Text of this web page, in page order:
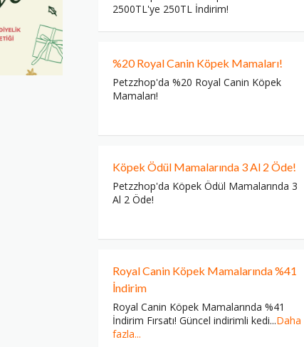
2500TL'ye 250TL İndirim!
%20 Royal Canin Köpek Mamaları!
Petzzhop'da %20 Royal Canin Köpek
Mamaları!
Köpek Ödül Mamalarında 3 Al 2 Öde!
Petzzhop'da Köpek Ödül Mamalarında 3
Al 2 Öde!
Royal Canin Köpek Mamalarında %41
İndirim
Royal Canin Köpek Mamalarında %41
İndirim Fırsatı! Güncel indirimli kedi...Daha
fazla...